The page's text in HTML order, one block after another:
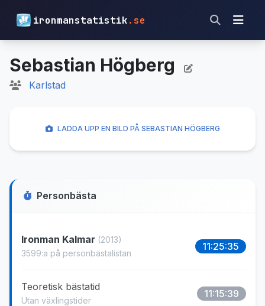
ironmanstatistik.se
Sebastian Högberg
Karlstad
Personbästa
Ironman Kalmar (2013)
3599:a på personbästalistan
11:25:35
Teoretisk bästatid
Utan växlingstider
11:15:39
LADDA UPP EN BILD PÅ SEBASTIAN HÖGBERG